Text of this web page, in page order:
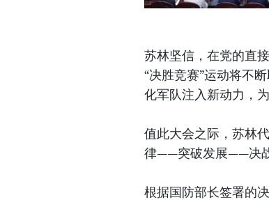
苏林坚信，在党的直
“决胜竞赛”运动将不
化军队注入新动力，
值此大会之际，苏林
律——突破发展——决战
根据国防部长签署的